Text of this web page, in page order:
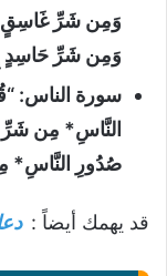
وَمِن شَرِّ غَاسِقٍ
وَمِن شَرِّ حَاسِدٍ
سورة الناس:
النَّاسِ* مِن
صُدُورِ النَّاسِ*
قد يهمك أيضاً :